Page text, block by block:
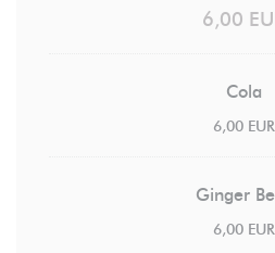
6,00
Cola
6,00 EUR
Ginger
6,00 EUR